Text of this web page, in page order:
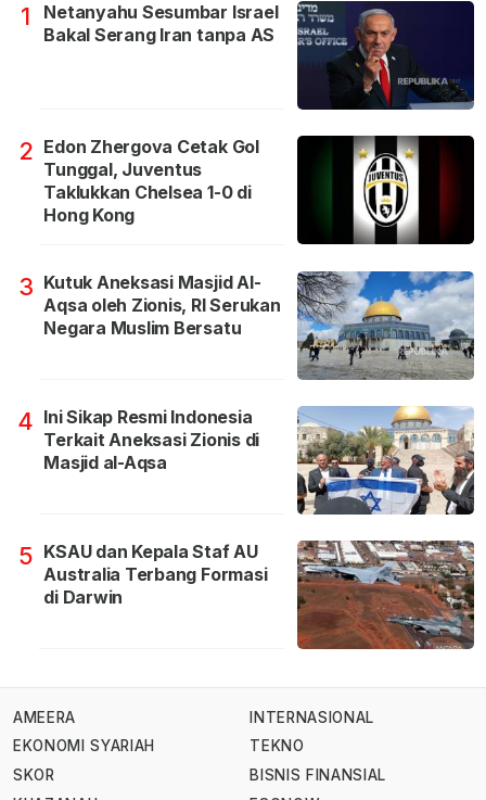
1
Netanyahu Sesumbar Israel
Bakal Serang Iran tanpa AS
2 Edon Zhergova Cetak Gol
Tunggal, Juventus
Taklukkan Chelsea 1-0 di
Hong Kong
3 Kutuk Aneksasi Masjid Al-
Aqsa oleh Zionis, RI Serukan
Negara Muslim Bersatu
4 Ini Sikap Resmi Indonesia
Terkait Aneksasi Zionis di
Masjid al-Aqsa
5 KSAU dan Kepala Staf AU
Australia Terbang Formasi
di Darwin
AMEERA
EKONOMI SYARIAH
SKOR
INTERNASIONAL
TEKNO
BISNIS FINANSIAL